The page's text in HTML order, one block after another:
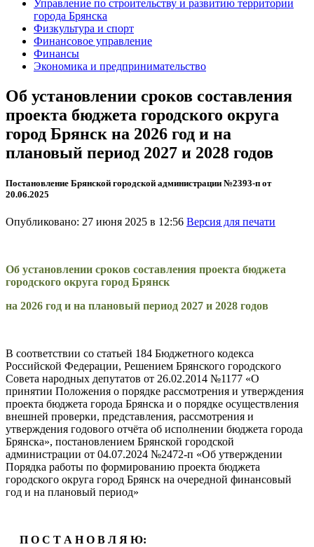
Управление по строительству и развитию территории
города Брянска
Физкультура и спорт
Финансовое управление
Финансы
Экономика и предпринимательство
Об установлении сроков составления
проекта бюджета городского округа
город Брянск на 2026 год и на
плановый период 2027 и 2028 годов
Постановление Брянской городской администрации №2393-п от
20.06.2025
Опубликовано: 27 июня 2025 в 12:56 Версия для печати
Об установлении сроков составления проекта бюджета
городского округа город Брянск
на 2026 год и на плановый период 2027 и 2028 годов
В соответствии со статьей 184 Бюджетного кодекса
Российской Федерации, Решением Брянского городского
Совета народных депутатов от 26.02.2014 №1177 «О
принятии Положения о порядке рассмотрения и утверждения
проекта бюджета города Брянска и о порядке осуществления
внешней проверки, представления, рассмотрения и
утверждения годового отчёта об исполнении бюджета города
Брянска», постановлением Брянской городской
администрации от 04.07.2024 №2472-п «Об утверждении
Порядка работы по формированию проекта бюджета
городского округа город Брянск на очередной финансовый
год и на плановый период»
П О С Т А Н О В Л Я Ю: